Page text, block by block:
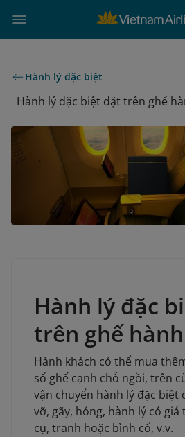
Hành lý đặc biệt
Hành lý đặc biệt đặt trên ghế
Hành lý đặc
trên ghế
Hành khách có thể mua
số ghế cạnh chỗ ngồi, trên
vận chuyển hành lý đặc biệt
vỡ, gãy, hỏng, hành lý có
cụ, tranh hoặc bình cổ, v.v.